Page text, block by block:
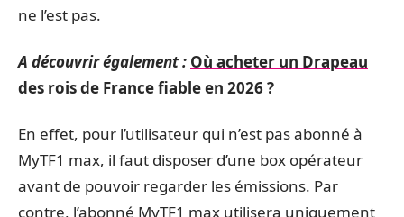
ne l’est pas.
A découvrir également : Où acheter un Drapeau
des rois de France fiable en 2026 ?
En effet, pour l’utilisateur qui n’est pas abonné à
MyTF1 max, il faut disposer d’une box opérateur
avant de pouvoir regarder les émissions. Par
contre, l’abonné MyTF1 max utilisera uniquement